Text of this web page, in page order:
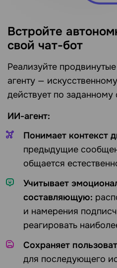
Встройте
свой чат-бот
Реализуйте
агенту —
действует по
ИИ-агент:
Понимает контекст
предыдущие
общается
Учитывает
составляющую:
и намерения
реагировать
Сохраняет
для последующего